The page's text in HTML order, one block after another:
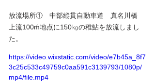
放流場所①　中部縦貫自動車道　真名川橋
上流100ḿ地点に150㎏の稚鮎を放流しまし
た。
https://video.wixstatic.com/video/e7b45a_8f7
3c25c533c49759c0aa591c3139793/1080p/
mp4/file.mp4